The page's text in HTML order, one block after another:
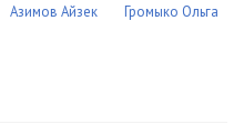
Азимов Айзек Громыко Ольга